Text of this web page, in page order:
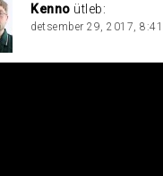
Kenno ütleb:
detsember 29, 2017, 8:41